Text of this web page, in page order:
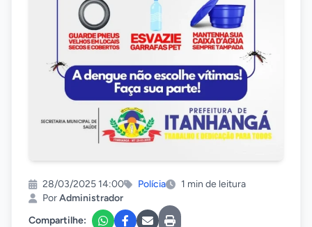
28/03/2025 14:00 Polícia
1 min de leitura
PorAdministrador
Compartilhe: